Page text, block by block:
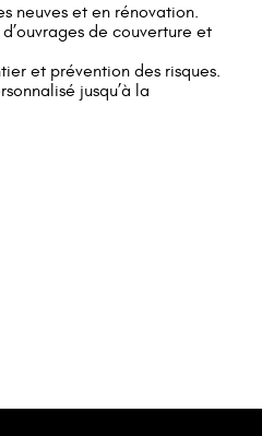
neuves et en rénovation.
de couverture et
et prévention des risques.
jusqu’à la